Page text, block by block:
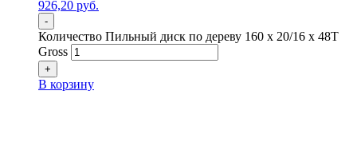
926,20 руб.
-
Количество Пильный диск по дереву 160 x 20/16 x 48Т
Gross
+
В корзину